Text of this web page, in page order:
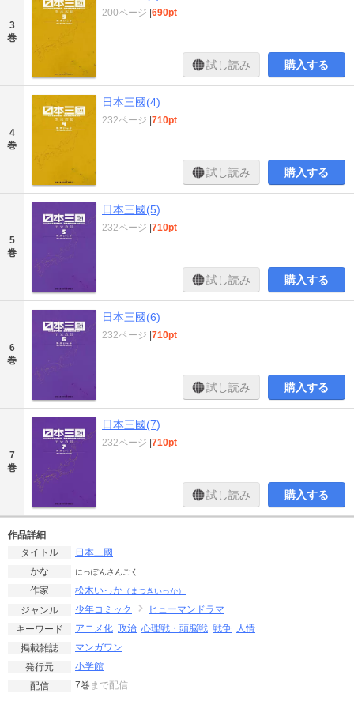
3
巻
200ページ 690pt
試し読み 購入する
4
巻
日本三國(4)
232ページ 710pt
試し読み 購入する
5
巻
日本三國(5)
232ページ 710pt
試し読み 購入する
6
巻
日本三國(6)
232ページ 710pt
試し読み 購入する
7
巻
日本三國(7)
232ページ 710pt
試し読み 購入する
作品詳細
タイトル
日本三國
かな
にっぽんさんごく
作家 松木いっか （まつきいっか）
ジャンル 少年コミック
ヒューマンドラマ
キーワード
アニメ化 政治 心理戦・頭脳戦 戦争 人情
掲載雑誌
マンガワン
発行元
小学館
配信
7巻 まで配信